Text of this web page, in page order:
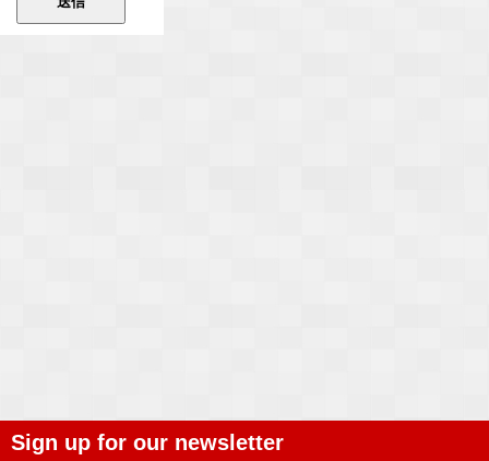
Sign up for our newsletter